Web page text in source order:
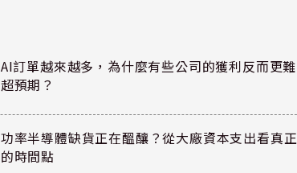
AI訂單越來越多，為什麼有些公司的獲利反而更難
超預期？
功率半導體缺貨正在醞釀？從大廠資本支出看真正
的時間點